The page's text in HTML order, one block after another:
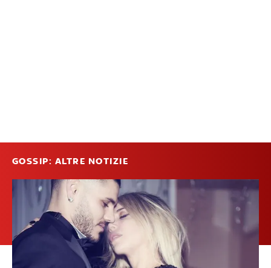
GOSSIP: ALTRE NOTIZIE